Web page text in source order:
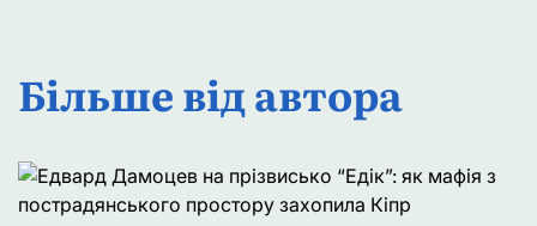
Більше від автора